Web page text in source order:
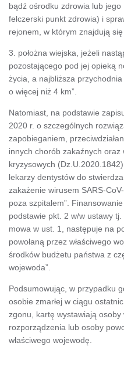
bądź ośrodku zdrowia lub jego
felczerski punkt zdrowia) i
rejonem, w którym znajdują się
3. położna wiejska, jeżeli
pozostającego pod jej opieką
życia, a najbliższa
o więcej niż 4 km”.
Natomiast, na podstawie
2020 r. o szczególnych
zapobieganiem,
innych chorób zakaźnych oraz
kryzysowych
lekarzy dentystów do
zakażenie wirusem SARS-
poza szpitalem”.
podstawie pkt. 2 w/w ustawy
mowa w ust. 1, następuje na
powołaną przez właściwego
środków budżetu państwa z
wojewoda”.
Podsumowując, w przypadku
osobie zmarłej w ciągu
zgonu, kartę wystawiają osoby
rozporządzenia lub osoby
właściwego wojewodę.